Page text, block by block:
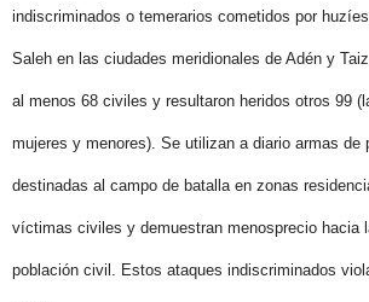
indiscriminados o temerarios cometidos por
Saleh en las ciudades meridionales de Adén y
al menos 68 civiles y resultaron heridos otros 99
mujeres y menores). Se utilizan a diario armas de
destinadas al campo de batalla en zonas
víctimas civiles y demuestran menosprecio hacia
población civil. Estos ataques indiscriminados